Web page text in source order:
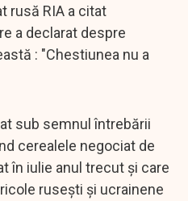
rusă RIA a citat
a declarat despre
: "Chestiunea nu a
sub semnul întrebării
cerealele negociat de
în iulie anul trecut și care
rusești și ucrainene